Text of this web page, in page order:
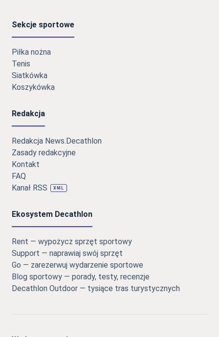
Sekcje sportowe
Piłka nożna
Tenis
Siatkówka
Koszykówka
Redakcja
Redakcja News.Decathlon
Zasady redakcyjne
Kontakt
FAQ
Kanał RSS
XML
Ekosystem Decathlon
Rent — wypożycz sprzęt sportowy
Support — naprawiaj swój sprzęt
Go — zarezerwuj wydarzenie sportowe
Blog sportowy — porady, testy, recenzje
Decathlon Outdoor — tysiące tras turystycznych